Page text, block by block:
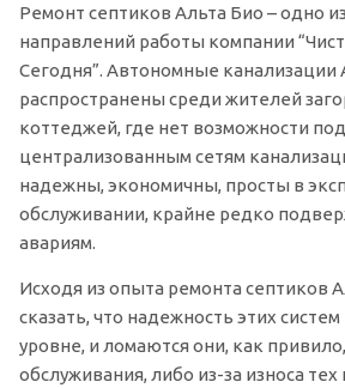
Ремонт септиков Альта Био – одно
направлений работы компании
Сегодня”. Автономные канализации
распространены среди жителей
коттеджей, где нет возможности
централизованным сетям
надежны, экономичны, просты в
обслуживании, крайне редко
авариям.
Исходя из опыта ремонта септиков
сказать, что надежность этих
уровне, и ломаются они, как
обслуживания, либо из-за износа